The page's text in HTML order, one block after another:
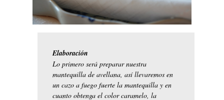
Elaboración
Lo primero será preparar nuestra
mantequilla de avellana, así llevaremos en
un cazo a fuego fuerte la mantequilla y en
cuanto obtenga el color caramelo, la